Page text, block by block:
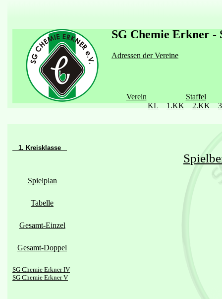
SG Chemie Erkner -
Adressen der Vereine
Verein
Staffel
KL
1.KK 2.KK
1. Kreisklasse
Spielplan
Tabelle
Gesamt-Einzel
Gesamt-Doppel
SG Chemie Erkner IV
SG Chemie Erkner V